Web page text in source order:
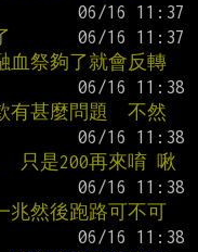
祭夠了就會反轉
有甚麼問題  不然
只是200再來唷 啾
然後跑路可不可